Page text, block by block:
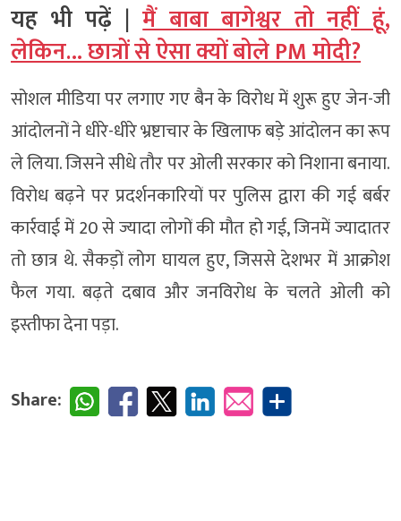
यह भी पढ़ें |मैं बाबा बागेश्वर तो नहीं हूं,
लेकिन… छात्रों से ऐसा क्यों बोले PM मोदी?
सोशल मीडिया पर लगाए गए बैन के विरोध में शुरू हुए जेन-जी
आंदोलनों ने धीरे-धीरे भ्रष्टाचार के खिलाफ बड़े आंदोलन का रूप
ले लिया. जिसने सीधे तौर पर ओली सरकार को निशाना बनाया.
विरोध बढ़ने पर प्रदर्शनकारियों पर पुलिस द्वारा की गई बर्बर
कार्रवाई में 20 से ज्यादा लोगों की मौत हो गई, जिनमें ज्यादातर
तो छात्र थे. सैकड़ों लोग घायल हुए, जिससे देशभर में आक्रोश
फैल गया. बढ़ते दबाव और जनविरोध के चलते ओली को
इस्तीफा देना पड़ा.
Share: